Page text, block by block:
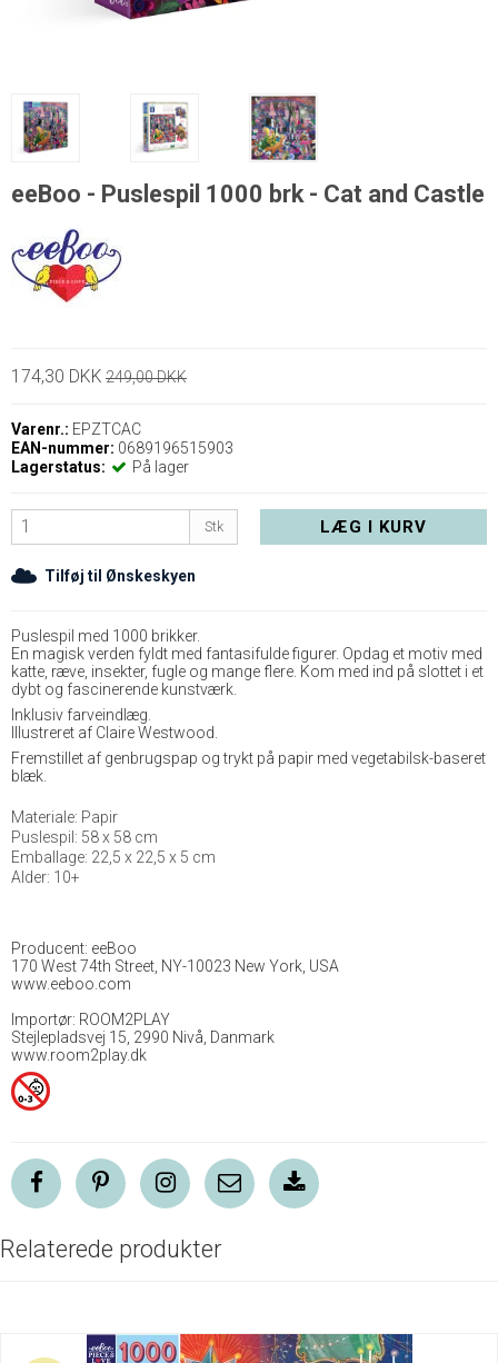
eeBoo - Puslespil 1000 brk - Cat and Castle
174,30 DKK 249,00 DKK
Varenr.: EPZTCAC
EAN-nummer: 0689196515903
Lagerstatus:
På lager
Stk LÆG I KURV
Tilføj til Ønskeskyen
Puslespil med 1000 brikker.
En magisk verden fyldt med fantasifulde figurer. Opdag et motiv med
katte, ræve, insekter, fugle og mange flere. Kom med ind på slottet i et
dybt og fascinerende kunstværk.
Inklusiv farveindlæg.
Illustreret af Claire Westwood.
Fremstillet af genbrugspap og trykt på papir med vegetabilsk-baseret
blæk.
Materiale: Papir
Puslespil: 58 x 58 cm
Emballage: 22,5 x 22,5 x 5 cm
Alder: 10+
Producent: eeBoo
170 West 74th Street, NY-10023 New York, USA
www.eeboo.com
Importør: ROOM2PLAY
Stejlepladsvej 15, 2990 Nivå, Danmark
www.room2play.dk
Relaterede produkter